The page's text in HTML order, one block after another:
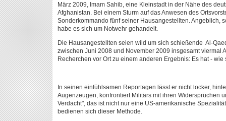
März 2009, Imam Sahib, eine Kleinstadt in der Nähe des
Afghanistan. Bei einem Sturm auf das Anwesen des
Sonderkommando fünf seiner Hausangestellten. Angeblich,
habe es sich um Notwehr gehandelt.
Die Hausangestellten seien wild um sich schießende Al-
zwischen Juni 2008 und November 2009 insgesamt viermal
Recherchen vor Ort zu einem anderen Ergebnis: Es hat -
In seinen einfühlsamen Reportagen lässt er nicht locker,
Augenzeugen, konfrontiert Militärs mit ihren Widersprüchen
Verdacht", das ist nicht nur eine US-amerikanische
bedienen sich dieser Methode.